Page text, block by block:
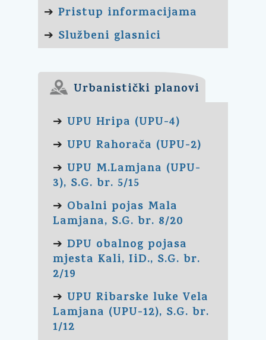
➔ Pristup informacijama
➔ Službeni glasnici
Urbanistički planovi
➔ UPU Hripa (UPU-4)
➔ UPU Rahorača (UPU-2)
➔ UPU M.Lamjana (UPU-
3), S.G. br. 5/15
➔ Obalni pojas Mala
Lamjana, S.G. br. 8/20
➔ DPU obalnog pojasa
mjesta Kali, IiD., S.G. br.
2/19
➔ UPU Ribarske luke Vela
Lamjana (UPU-12), S.G. br.
1/12